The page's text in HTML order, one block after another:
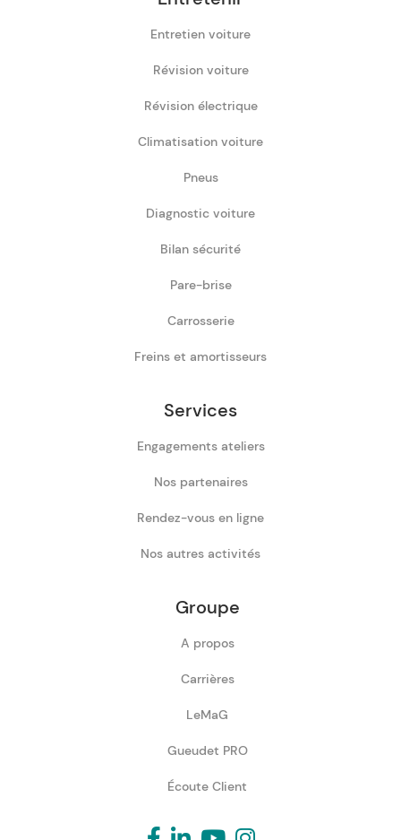
Entretien voiture
Révision voiture
Révision électrique
Climatisation voiture
Pneus
Diagnostic voiture
Bilan sécurité
Pare-brise
Carrosserie
Freins et amortisseurs
Services
Engagements ateliers
Nos partenaires
Rendez-vous en ligne
Nos autres activités
Groupe
A propos
Carrières
LeMaG
Gueudet PRO
Écoute Client